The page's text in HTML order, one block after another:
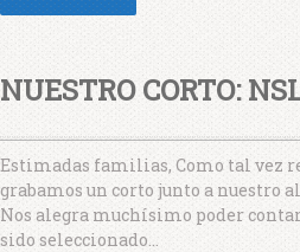
NUESTRO CORTO:
Estimadas familias, Como tal vez
grabamos un corto junto a nuestro
Nos alegra muchísimo poder
sido seleccionado...